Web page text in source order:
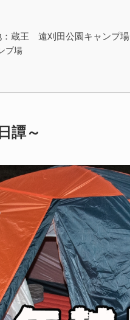
蔵王 遠刈田公園キャンプ場
プ場
譚～